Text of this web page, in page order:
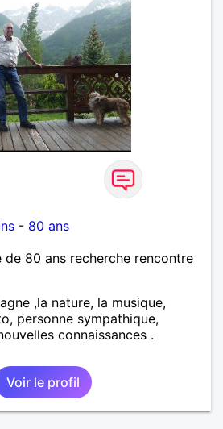
- 80 ans
de 80 ans recherche rencontre
,la nature, la musique,
personne sympathique,
connaissances .
Voir le profil